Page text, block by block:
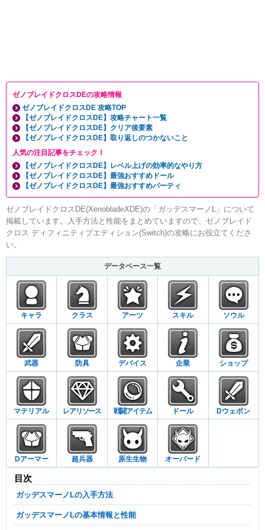
ゼノブレイドクロスDEの攻略情報
ゼノブレイドクロスDE 攻略TOP
【ゼノブレイドクロスDE】攻略チャート一覧
【ゼノブレイドクロスDE】クリア後要素
【ゼノブレイドクロスDE】取り返しのつかないこと
人気の注目記事をチェック！
【ゼノブレイドクロスDE】レベル上げの効率的なやり方
【ゼノブレイドクロスDE】最強おすすめドール
【ゼノブレイドクロスDE】最強おすすめパーティ
ゼノブレイドクロスDE(XenobladeXDE)の「ガッデスマーノL」について
掲載しています。入手方法と性能をまとめていますので、ゼノブレイド
クロス ディフィニティブエディション(Switch)の攻略にお役立てくださ
い。
データベース一覧
キャラ クラス アーツ スキル ソウル
武器 防具 デバイス 企業 ショップ
マテリアル レアリソース 戦闘アイテム ドール Dウェポン
Dアーマー 超兵器 原生生物 オーバード
目次
ガッデスマーノLの入手方法
ガッデスマーノLの基本情報と性能